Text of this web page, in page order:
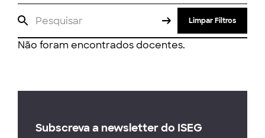
Limpar Filtros
Não foram encontrados docentes.
Subscreva a newsletter do ISEG